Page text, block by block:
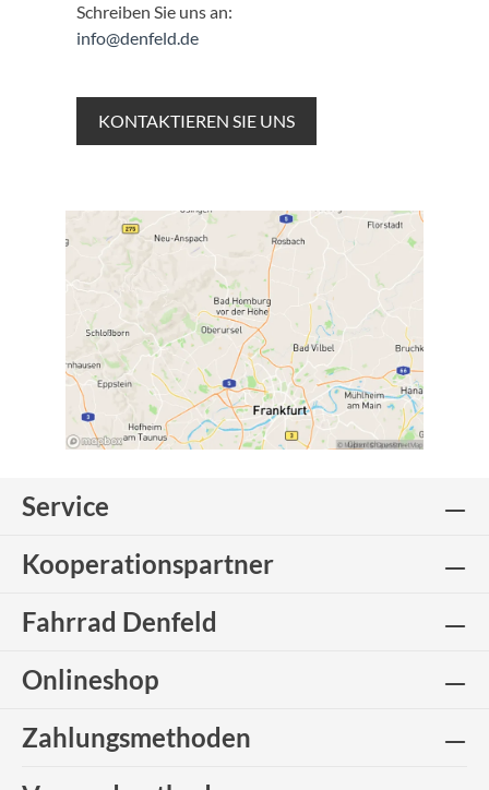
Schreiben Sie uns an:
info@denfeld.de
KONTAKTIEREN SIE UNS
Service
Kooperationspartner
Fahrrad Denfeld
Onlineshop
Zahlungsmethoden